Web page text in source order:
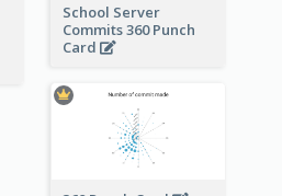
School Server
Commits 360 Punch
Card